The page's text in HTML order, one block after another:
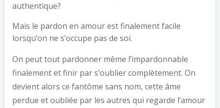
authentique?
Mais le pardon en amour est finalement facile
lorsqu’on ne s’occupe pas de soi.
On peut tout pardonner même l’impardonnable
finalement et finir par s’oublier complètement. On
devient alors ce fantôme sans nom, cette âme
perdue et oubliée par les autres qui regarde l’amour